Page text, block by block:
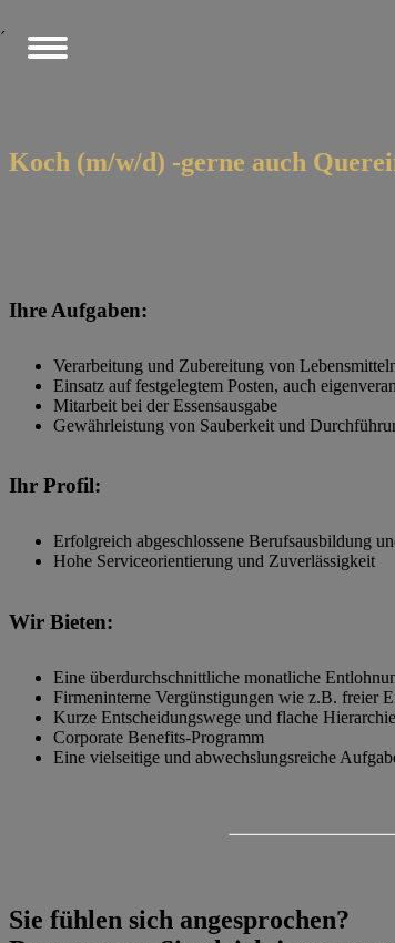
´
Koch (m/w/d) -gerne auch
Ihre Aufgaben:
Verarbeitung und Zubereitung von
Einsatz auf festgelegtem Posten, auch
Mitarbeit bei der Essensausgabe
Gewährleistung von Sauberkeit und
Ihr Profil:
Erfolgreich abgeschlossene Berufsausbildung
Hohe Serviceorientierung und Zuverlässigkeit
Wir Bieten:
Eine überdurchschnittliche monatliche
Firmeninterne Vergünstigungen wie z.B. freier
Kurze Entscheidungswege und flache
Corporate Benefits-Programm
Eine vielseitige und abwechslungsreiche
Sie fühlen sich angesprochen?